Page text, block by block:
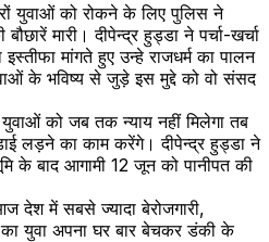
युवाओं को रोकने के लिए पुलिस ने
मारी। दीपेन्द्र हुड्डा ने पर्चा-खर्चा
मांगते हुए उन्हे राजधर्म का पालन
के भविष्य से जुड़े इस मुद्दे को वो संसद
को जब तक न्याय नहीं मिलेगा तब
का काम करेंगे। दीपेन्द्र हुड्डा ने
के बाद आगामी 12 जून को पानीपत की
देश में सबसे ज्यादा बेरोजगारी,
का युवा अपना घर बार बेचकर डंकी के